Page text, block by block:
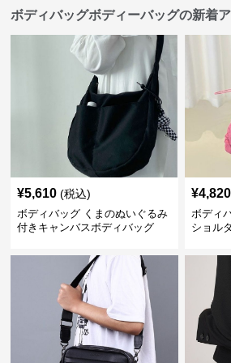
ボディバッグボディーバッグの新着
¥5,610 (税込)
ボディバッグ くまのぬいぐるみ
付きキャンバスボディバッグ
¥4,820
ボディ
ショル